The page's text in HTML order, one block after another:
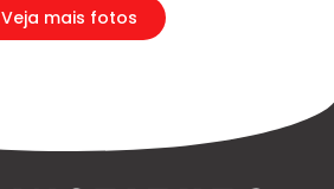
Veja mais fotos